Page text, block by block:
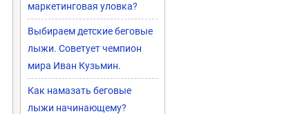
маркетинговая уловка?
Выбираем детские беговые
лыжи. Советует чемпион
мира Иван Кузьмин.
Как намазать беговые
лыжи начинающему?